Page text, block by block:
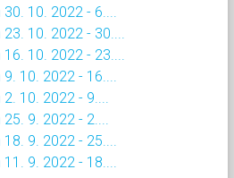
10. 2022 - 6....
10. 2022 - 30....
10. 2022 - 23....
10. 2022 - 16....
10. 2022 - 9....
9. 2022 - 2....
9. 2022 - 25....
9. 2022 - 18....